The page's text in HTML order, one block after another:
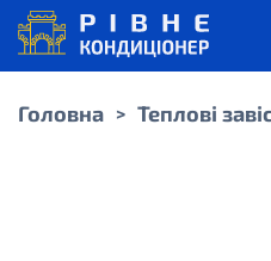
Головна > Теплові